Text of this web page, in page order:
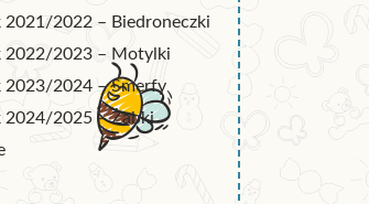
2021/2022 – Biedroneczki
2022/2023 – Motylki
2023/2024 – Smerfy
2024/2025 – Żabki